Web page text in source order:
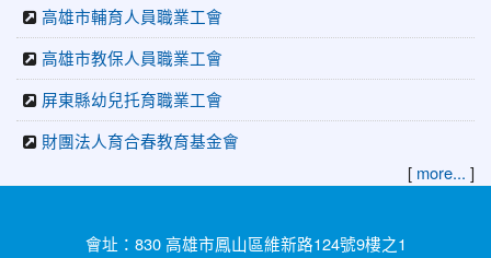
高雄市輔育人員職業工會
高雄市教保人員職業工會
屏東縣幼兒托育職業工會
財團法人育合春教育基金會
[ more... ]
會址：830 高雄市鳳山區維新路124號9樓之1